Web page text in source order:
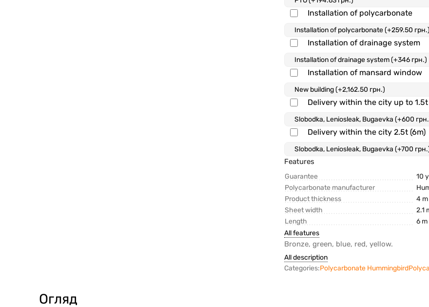
Installation of polycarbonate
Installation of drainage system
Installation of mansard window
Delivery within the city up to 1.5t
Delivery within the city 2.5t (6m)
Features
Guarantee
10
Polycarbonate manufacturer
Product thickness
4 m
Sheet width
2.1
Length
6 m
All features
Bronze, green, blue, red, yellow.
All description
Categories:Polycarbonate Hummingbird
Огляд